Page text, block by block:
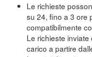
Le richieste
su 24, fino a 3 ore
compatibilmente
Le richieste
carico a partire